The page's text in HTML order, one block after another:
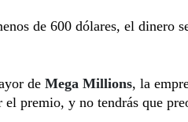
de 600 dólares, el dinero
de Mega Millions, la
premio, y no tendrás que